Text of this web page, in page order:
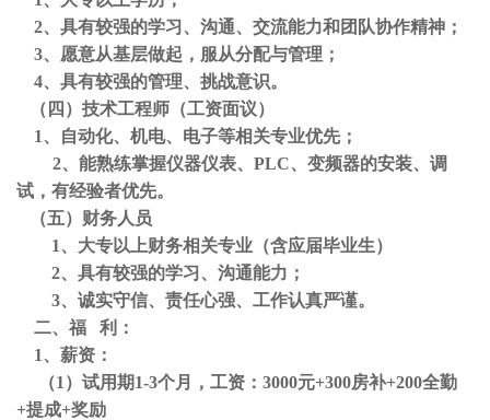
2、具有较强的学习、沟通、交流能力和团队协作精神；
3、愿意从基层做起，服从分配与管理；
4、具有较强的管理、挑战意识。
（四）技术工程师（工资面议）
1、自动化、机电、电子等相关专业优先；
2、能熟练掌握仪器仪表、PLC、变频器的安装、调
试，有经验者优先。
（五）财务人员
1、大专以上财务相关专业（含应届毕业生）
2、具有较强的学习、沟通能力；
3、诚实守信、责任心强、工作认真严谨。
二、福
利：
1、薪资：
（1）试用期1-3个月，工资：3000元+300房补+200全勤
+提成+奖励